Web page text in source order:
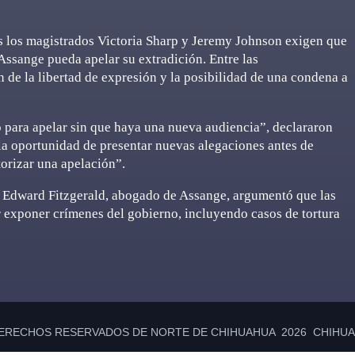
los magistrados Victoria Sharp y Jeremy Johnson exigen que
pueda apelar su extradición. Entre las
la libertad de expresión y la posibilidad de una condena a
apelar sin que haya una nueva audiencia”, declararon
oportunidad de presentar nuevas alegaciones antes de
una apelación”.
Fitzgerald, abogado de Assange, argumentó que las
crímenes del gobierno, incluyendo casos de tortura
RESERVADOS DE NORTE DE CHIHUAHUA 2026